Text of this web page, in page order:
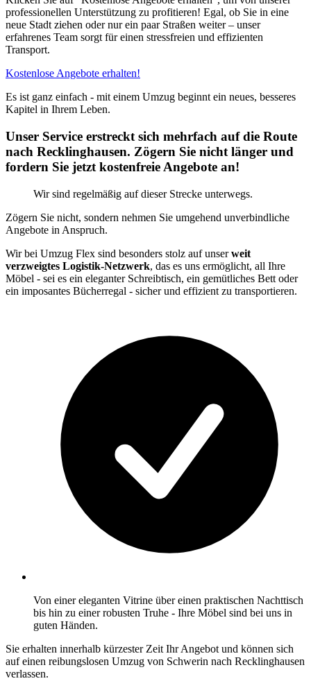
professionellen Unterstützung zu profitieren! Egal, ob Sie in eine
neue Stadt ziehen oder nur ein paar Straßen weiter – unser
erfahrenes Team sorgt für einen stressfreien und effizienten
Transport.
Kostenlose Angebote erhalten!
Es ist ganz einfach - mit einem Umzug beginnt ein neues, besseres
Kapitel in Ihrem Leben.
Unser Service erstreckt sich mehrfach auf die Route
nach Recklinghausen. Zögern Sie nicht länger und
fordern Sie jetzt kostenfreie Angebote an!
Wir sind regelmäßig auf dieser Strecke unterwegs.
Zögern Sie nicht, sondern nehmen Sie umgehend unverbindliche
Angebote in Anspruch.
Wir bei Umzug Flex sind besonders stolz auf unserweit
verzweigtes Logistik-Netzwerk, das es uns ermöglicht, all Ihre
Möbel - sei es ein eleganter Schreibtisch, ein gemütliches Bett oder
ein imposantes Bücherregal - sicher und effizient zu transportieren.
Von einer eleganten Vitrine über einen praktischen Nachttisch
bis hin zu einer robusten Truhe - Ihre Möbel sind bei uns in
guten Händen.
Sie erhalten innerhalb kürzester Zeit Ihr Angebot und können sich
auf einen reibungslosen Umzug von Schwerin nach Recklinghausen
verlassen.